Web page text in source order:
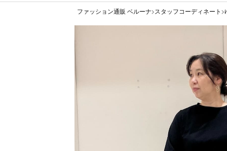
ファッション通販 ベルーナ スタッフコーディネート